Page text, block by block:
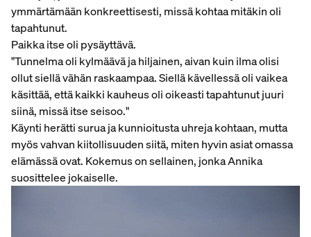
ymmärtämään konkreettisesti, missä kohtaa mitäkin oli
tapahtunut.
Paikka itse oli pysäyttävä.
"Tunnelma oli kylmäävä ja hiljainen, aivan kuin ilma olisi
ollut siellä vähän raskaampaa. Siellä kävellessä oli vaikea
käsittää, että kaikki kauheus oli oikeasti tapahtunut juuri
siinä, missä itse seisoo."
Käynti herätti surua ja kunnioitusta uhreja kohtaan, mutta
myös vahvan kiitollisuuden siitä, miten hyvin asiat omassa
elämässä ovat. Kokemus on sellainen, jonka Annika
suosittelee jokaiselle.